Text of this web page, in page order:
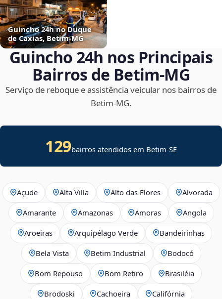
Guincho 24h no Duque
de Caxias, Betim‑MG
Guincho 24h nos Principais
Bairros de Betim‑MG
Serviço de reboque e assistência veicular nos bairros de
Betim‑MG.
129bairros atendidos em Betim-SE
Açude Alta Villa Alto das Flores Alvorada
Amarante Amazonas Amoras Angola
Aroeiras Arquipélago Verde Bandeirinhas
Bela Vista Betim Industrial Bodocó
Bom Repouso Bom Retiro Brasiléia
Brodoski Cachoeira Califórnia